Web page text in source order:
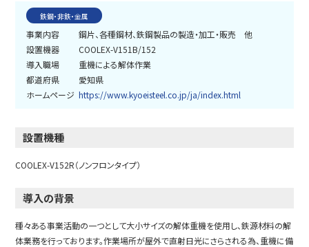
鉄鋼・非鉄・金属
事業内容
鋼片、各種鋼材、鉄鋼製品の製造・加工・販売 他
設置機器
COOLEX-V151B/152
導入職場
重機による解体作業
都道府県
愛知県
ホームページ https://www.kyoeisteel.co.jp/ja/index.html
設置機種
COOLEX-V152R（ノンフロンタイプ）
導入の背景
種々ある事業活動の一つとして大小サイズの解体重機を使用し、鉄源材料の解
体業務を行っております。作業場所が屋外で直射日光にさらされる為、重機に備